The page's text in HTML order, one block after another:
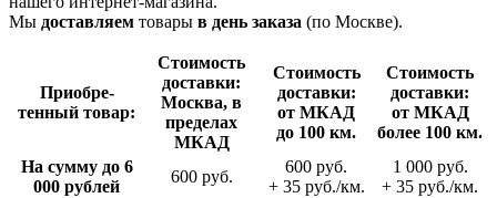
Мы доставляем товары в день заказа (по Москве).
Приобре­
тенный товар:
Стои­мость
доставки:
Москва, в
пределах
МКАД
Стои­мость
доставки:
от МКАД
до 100 км.
Стои­мость
доставки:
от МКАД
более 100 км.
На сумму до 6
000 рублей
600 руб.
600 руб.
+ 35 руб./км.
1 000 руб.
+ 35 руб./км.